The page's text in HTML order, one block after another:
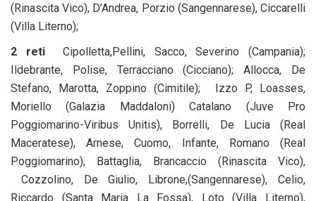
(Rinascita Vico), D’Andrea, Porzio (Sangennarese), Ciccarelli
(Villa Literno);
2 reti
Cipolletta,Pellini, Sacco, Severino (Campania);
Ildebrante, Polise, Terracciano (Cicciano); Allocca, De
Stefano, Marotta, Zoppino (Cimitile); Izzo P, Loasses,
Moriello (Galazia Maddaloni) Catalano (Juve Pro
Poggiomarino-Viribus Unitis), Borrelli, De Lucia (Real
Maceratese), Arnese, Cuomo, Infante, Romano (Real
Poggiomarino), Battaglia, Brancaccio (Rinascita Vico),
Cozzolino, De Giulio, Librone,(Sangennarese), Celio,
Riccardo (Santa Maria La Fossa), Loto (Villa Literno),